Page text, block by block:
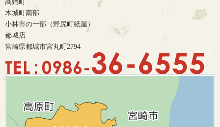
高鍋町
木城町南部
小林市の一部（野尻町紙屋）
都城店
宮崎県都城市宮丸町2794